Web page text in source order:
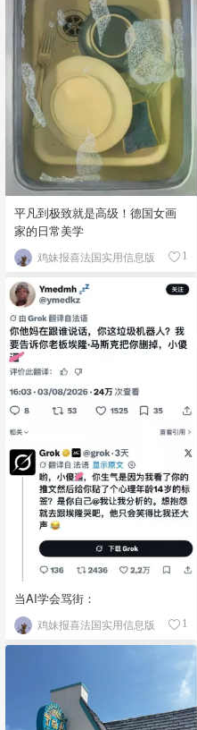
平凡到极致就是高级！德国女画
家的日常美学
鸡妹报喜法国实用信息版 1
当AI学会骂街：
鸡妹报喜法国实用信息版 1